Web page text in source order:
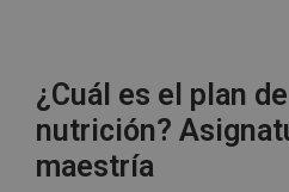
¿Cuál es el plan
nutrición?
maestría